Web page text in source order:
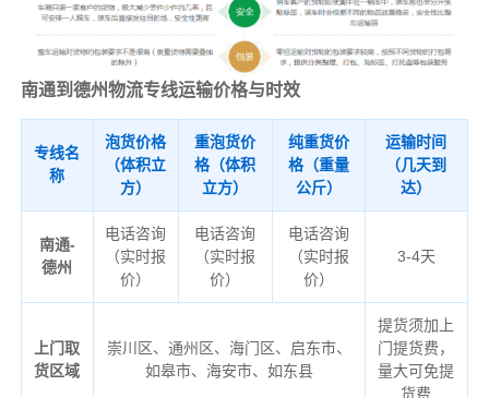
南通到德州物流专线运输价格与时效
专线名
称
泡货价格
（体积立
方）
重泡货价
格（体积
立方）
纯重货价
格（重量
公斤）
运输时间
（几天到
达）
南通-
德州
电话咨询
（实时报
价）
电话咨询
（实时报
价）
电话咨询
（实时报
价）
3-4天
上门取
货区域
崇川区、通州区、海门区、启东市、
如皋市、海安市、如东县
提货须加上
门提货费，
量大可免提
货费